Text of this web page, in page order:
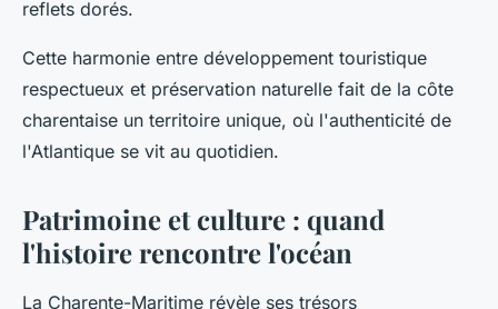
reflets dorés.
Cette harmonie entre développement touristique
respectueux et préservation naturelle fait de la côte
charentaise un territoire unique, où l'authenticité de
l'Atlantique se vit au quotidien.
Patrimoine et culture : quand
l'histoire rencontre l'océan
La Charente-Maritime révèle ses trésors